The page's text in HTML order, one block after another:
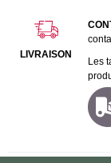
LIVRAISON
Les